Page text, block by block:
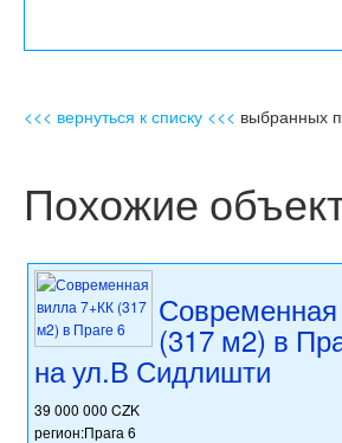
<<< вернуться к списку <<< выбранных
Похожие
(317 м2) в
на ул.В Сидлишти
39 000 000 CZK
регион:Прага 6